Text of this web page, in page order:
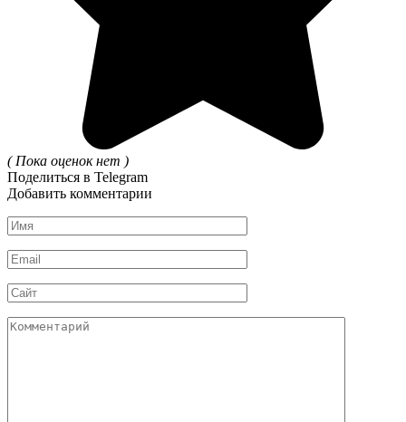
( Пока оценок нет )
Поделиться в Telegram
Добавить комментарии
Имя
*
Email
*
Сайт
Комментарий